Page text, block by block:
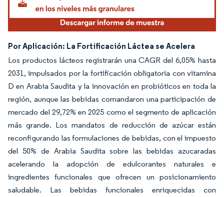
Por Aplicación: La Fortificación Láctea se Acelera
Los productos lácteos registrarán una CAGR del 6,05% hasta
2031, impulsados por la fortificación obligatoria con vitamina
D en Arabia Saudita y la innovación en probióticos en toda la
región, aunque las bebidas comandaron una participación de
mercado del 29,72% en 2025 como el segmento de aplicación
más grande. Los mandatos de reducción de azúcar están
reconfigurando las formulaciones de bebidas, con el impuesto
del 50% de Arabia Saudita sobre las bebidas azucaradas
acelerando la adopción de edulcorantes naturales e
ingredientes funcionales que ofrecen un posicionamiento
saludable. Las bebidas funcionales enriquecidas con